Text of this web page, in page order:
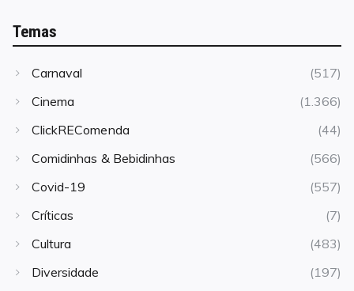
Temas
Carnaval
(517)
Cinema
(1.366)
ClickREComenda
(44)
Comidinhas & Bebidinhas
(566)
Covid-19
(557)
Críticas
(7)
Cultura
(483)
Diversidade
(197)